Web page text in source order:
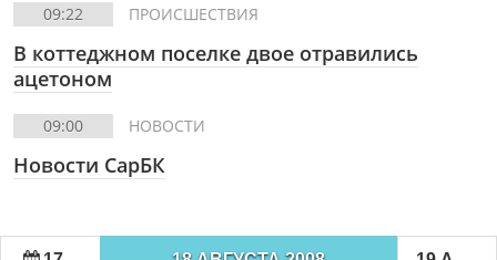
09:22 ПРОИСШЕСТВИЯ
В коттеджном поселке двое отравились
ацетоном
09:00 НОВОСТИ
Новости СарБК